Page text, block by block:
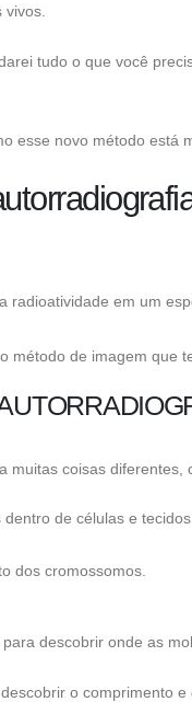
tudo o que você
esse novo método está
radioatividade em um
método de imagem que
muitas coisas diferentes,
de células e tecidos.
dos cromossomos.
descobrir onde as
o comprimento